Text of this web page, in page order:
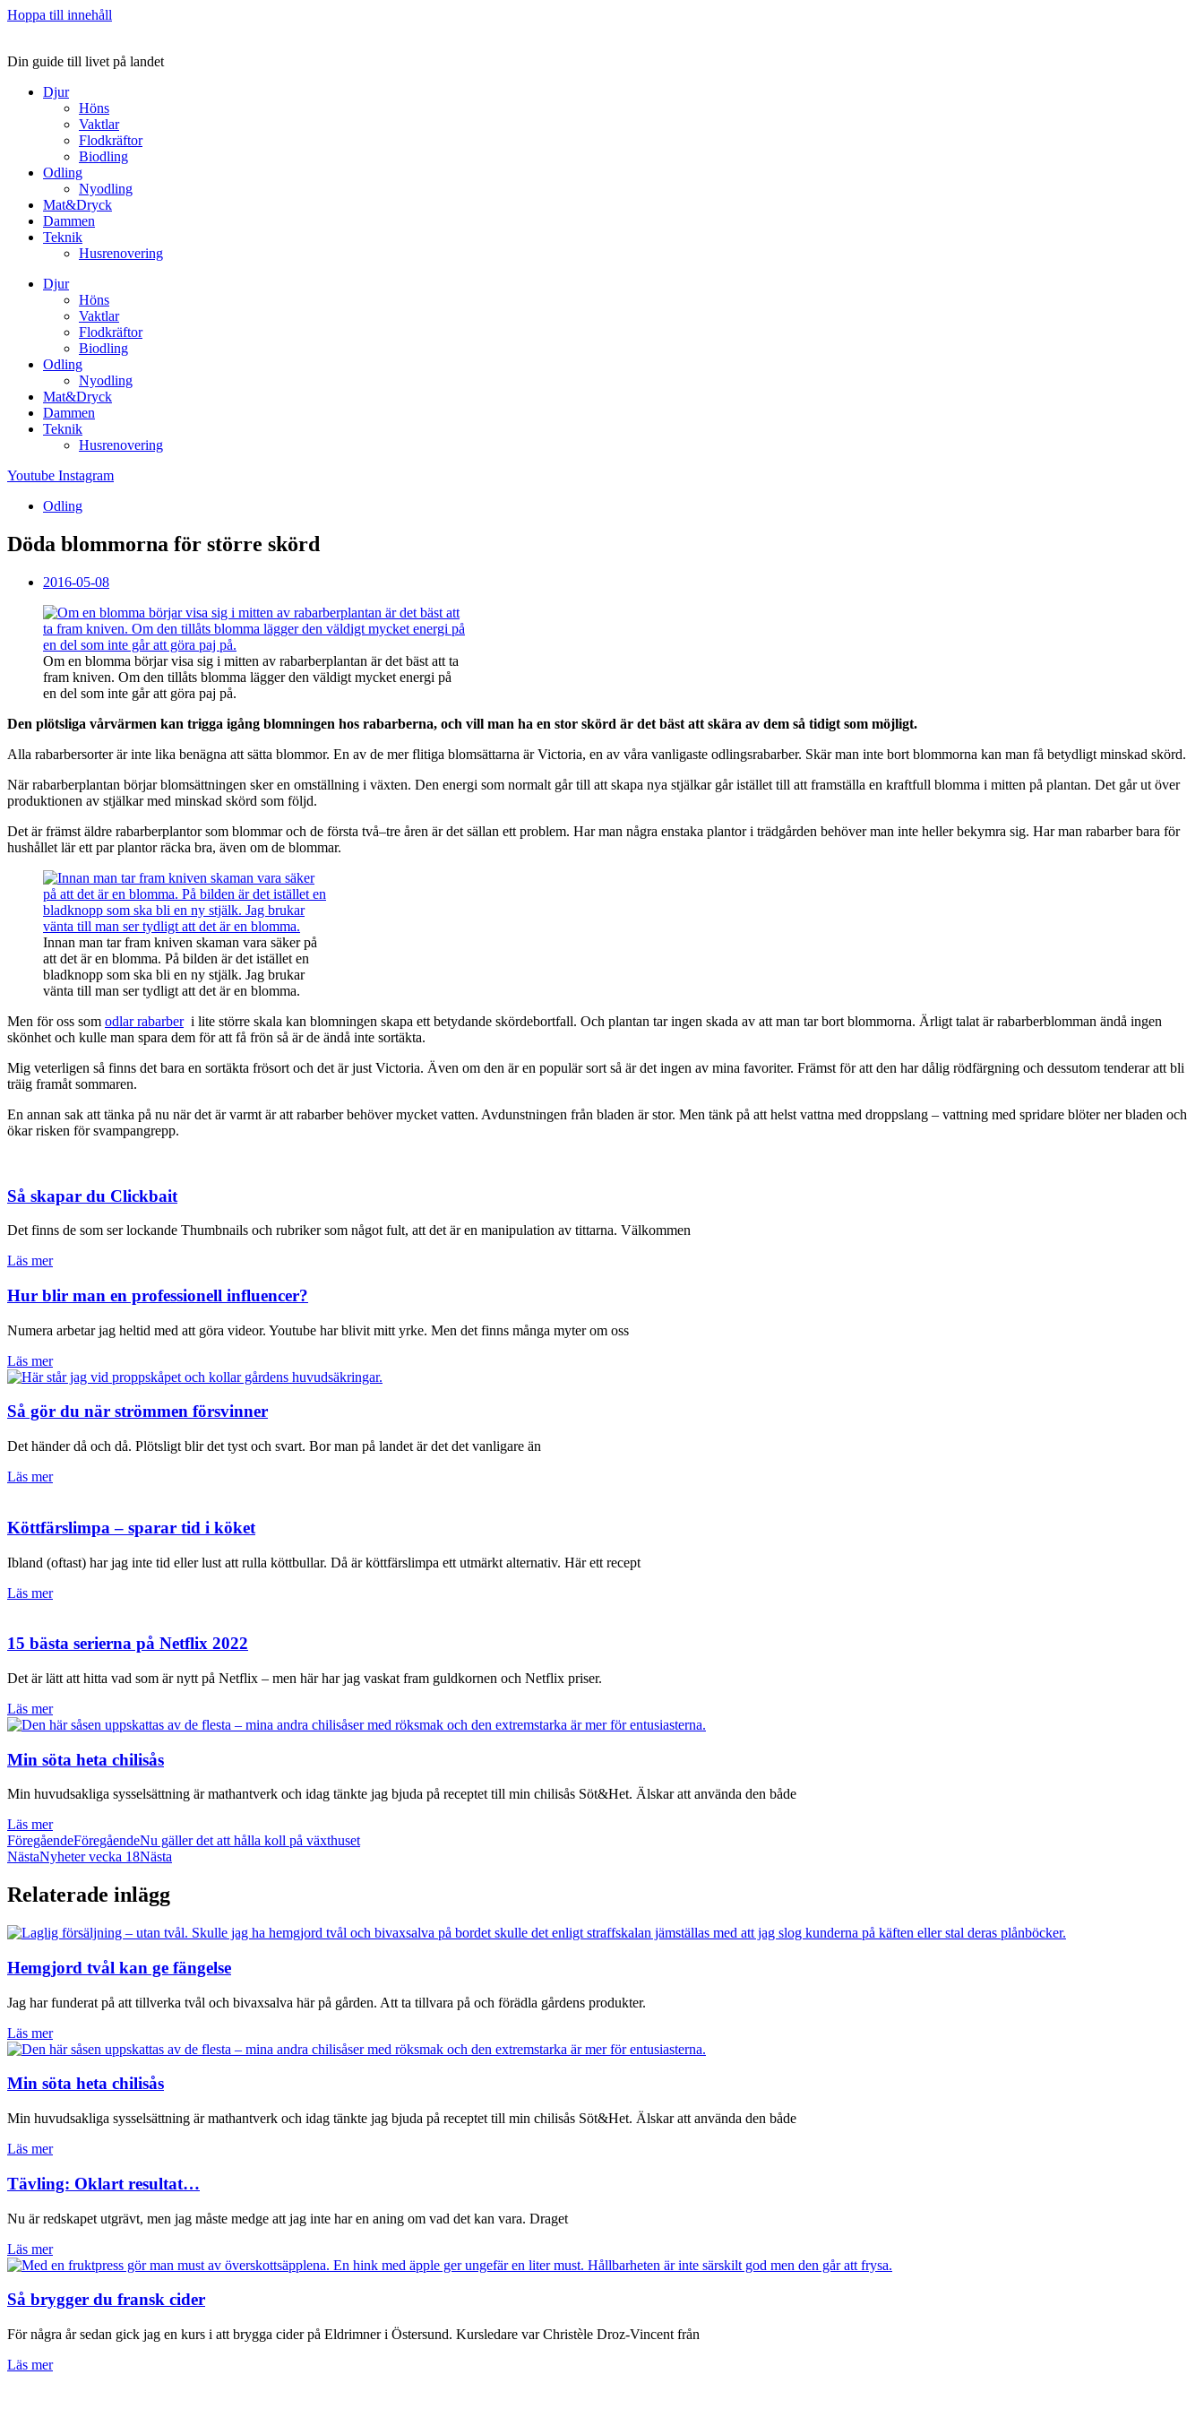
Hoppa till innehåll
Din guide till livet på landet
Djur
Höns
Vaktlar
Flodkräftor
Biodling
Odling
Nyodling
Mat&Dryck
Dammen
Teknik
Husrenovering
Djur
Höns
Vaktlar
Flodkräftor
Biodling
Odling
Nyodling
Mat&Dryck
Dammen
Teknik
Husrenovering
Youtube Instagram
Odling
Döda blommorna för större skörd
2016-05-08
Om en blomma börjar visa sig i mitten av rabarberplantan är det bäst att ta
fram kniven. Om den tillåts blomma lägger den väldigt mycket energi på
en del som inte går att göra paj på.
Den plötsliga vårvärmen kan trigga igång blomningen hos rabarberna, och vill man ha en stor skörd är det bäst att skära av dem så tidigt som möjligt.
Alla rabarbersorter är inte lika benägna att sätta blommor. En av de mer flitiga blomsättarna är Victoria, en av våra vanligaste odlingsrabarber. Skär man inte bort blommorna kan man få betydligt minskad skörd.
När rabarberplantan börjar blomsättningen sker en omställning i växten. Den energi som normalt går till att skapa nya stjälkar går istället till att framställa en kraftfull blomma i mitten på plantan. Det går ut över
produktionen av stjälkar med minskad skörd som följd.
Det är främst äldre rabarberplantor som blommar och de första två–tre åren är det sällan ett problem. Har man några enstaka plantor i trädgården behöver man inte heller bekymra sig. Har man rabarber bara för
hushållet lär ett par plantor räcka bra, även om de blommar.
Innan man tar fram kniven skaman vara säker på
att det är en blomma. På bilden är det istället en
bladknopp som ska bli en ny stjälk. Jag brukar
vänta till man ser tydligt att det är en blomma.
Men för oss som odlar rabarberi lite större skala kan blomningen skapa ett betydande skördebortfall. Och plantan tar ingen skada av att man tar bort blommorna. Ärligt talat är rabarberblomman ändå ingen
skönhet och kulle man spara dem för att få frön så är de ändå inte sortäkta.
Mig veterligen så finns det bara en sortäkta frösort och det är just Victoria. Även om den är en populär sort så är det ingen av mina favoriter. Främst för att den har dålig rödfärgning och dessutom tenderar att bli
träig framåt sommaren.
En annan sak att tänka på nu när det är varmt är att rabarber behöver mycket vatten. Avdunstningen från bladen är stor. Men tänk på att helst vattna med droppslang – vattning med spridare blöter ner bladen och
ökar risken för svampangrepp.
Så skapar du Clickbait
Det finns de som ser lockande Thumbnails och rubriker som något fult, att det är en manipulation av tittarna. Välkommen
Läs mer
Hur blir man en professionell influencer?
Numera arbetar jag heltid med att göra videor. Youtube har blivit mitt yrke. Men det finns många myter om oss
Läs mer
Så gör du när strömmen försvinner
Det händer då och då. Plötsligt blir det tyst och svart. Bor man på landet är det det vanligare än
Läs mer
Köttfärslimpa – sparar tid i köket
Ibland (oftast) har jag inte tid eller lust att rulla köttbullar. Då är köttfärslimpa ett utmärkt alternativ. Här ett recept
Läs mer
15 bästa serierna på Netflix 2022
Det är lätt att hitta vad som är nytt på Netflix – men här har jag vaskat fram guldkornen och Netflix priser.
Läs mer
Min söta heta chilisås
Min huvudsakliga sysselsättning är mathantverk och idag tänkte jag bjuda på receptet till min chilisås Söt&Het. Älskar att använda den både
Läs mer
FöregåendeFöregåendeNu gäller det att hålla koll på växthuset
NästaNyheter vecka 18Nästa
Relaterade inlägg
Hemgjord tvål kan ge fängelse
Jag har funderat på att tillverka tvål och bivaxsalva här på gården. Att ta tillvara på och förädla gårdens produkter.
Läs mer
Min söta heta chilisås
Min huvudsakliga sysselsättning är mathantverk och idag tänkte jag bjuda på receptet till min chilisås Söt&Het. Älskar att använda den både
Läs mer
Tävling: Oklart resultat…
Nu är redskapet utgrävt, men jag måste medge att jag inte har en aning om vad det kan vara. Draget
Läs mer
Så brygger du fransk cider
För några år sedan gick jag en kurs i att brygga cider på Eldrimner i Östersund. Kursledare var Christèle Droz-Vincent från
Läs mer